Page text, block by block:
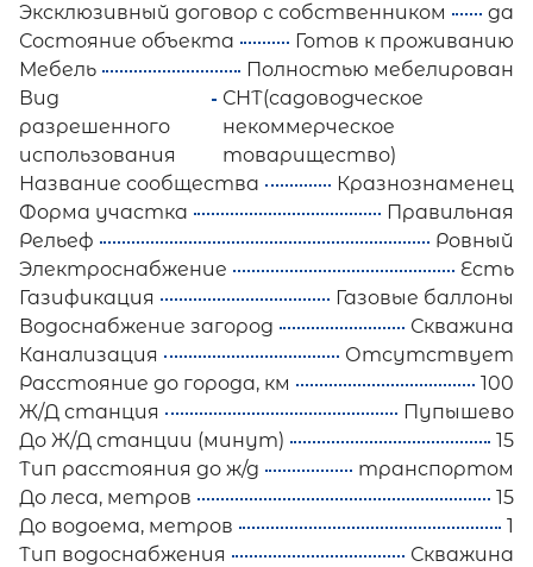
Эксклюзивный договор с собственником
да
Состояние объекта
Готов к проживанию
Мебель
Полностью мебелирован
Вид
разрешенного
использования
СНТ(садоводческое
некоммерческое
товарищество)
Название сообщества
Кразнознаменец
Форма участка
Правильная
Рельеф
Ровный
Электроснабжение
Есть
Газификация
Газовые баллоны
Водоснабжение загород
Скважина
Канализация
Отсутствует
Расстояние до города, км
100
Ж/Д станция
Пупышево
До Ж/Д станции (минут)
15
Тип расстояния до ж/д
транспортом
До леса, метров
15
До водоема, метров
1
Тип водоснабжения
Скважина